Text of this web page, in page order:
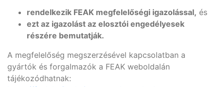
rendelkezik FEAK megfelelőségi igazolással, és
ezt az igazolást az elosztói engedélyesek
részére bemutatják.
A megfelelőség megszerzésével kapcsolatban a
gyártók és forgalmazók a FEAK weboldalán
tájékozódhatnak: